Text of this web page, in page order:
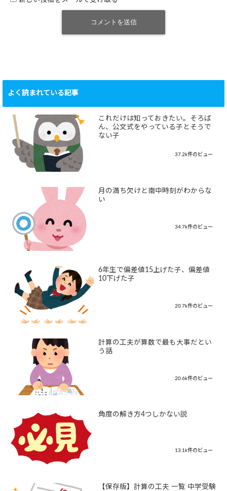
よく読まれている記事
これだけは知っておきたい。そろば
ん、公文式をやっている子とそうで
ない子
37.2k件のビュー
月の満ち欠けと南中時刻がわからな
い
34.7k件のビュー
6年生で偏差値15上げた子、偏差値
10下げた子
20.7k件のビュー
計算の工夫が算数で最も大事だとい
う話
20.6k件のビュー
角度の解き方4つしかない説
13.1k件のビュー
【保存版】計算の工夫 一覧 中学受験